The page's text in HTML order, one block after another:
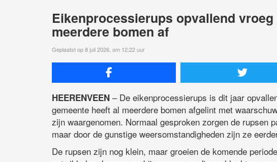
Eikenprocessierups opvallend
meerdere bomen af
Geplaatst op 8 juli 2026, om 12:22 uur
HEERENVEEN – De eikenprocessierups is dit jaar
gemeente heeft al meerdere bomen afgelint met
zijn waargenomen. Normaal gesproken zorgen de rupsen
maar door de gunstige weersomstandigheden zijn ze
De rupsen zijn nog klein, maar groeien de komende